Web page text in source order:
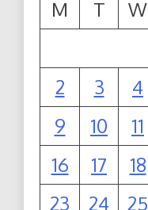
M
T W
2
3 4
9
10 11
16
17 18
23
24 25